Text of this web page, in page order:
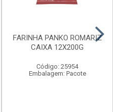
FARINHA PANKO ROMARIZ
CAIXA 12X200G
Código: 25954
Embalagem: Pacote